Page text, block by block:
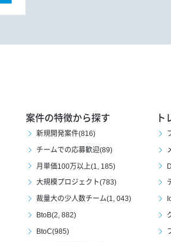
案件の特徴から探す
新規開発案件(816)
チームでの応募歓迎(89)
月単価100万以上(1, 185)
大規模プロジェクト(783)
裁量大の少人数チーム(1, 043)
BtoB(2, 882)
BtoC(985)
ト